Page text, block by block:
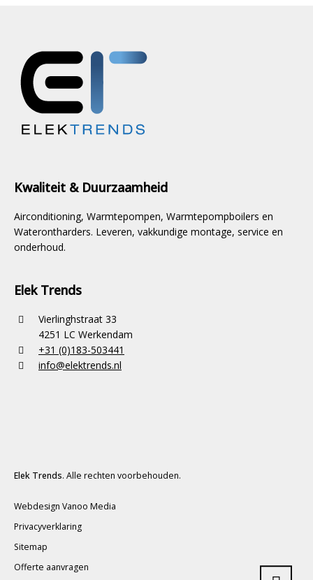
Kwaliteit & Duurzaamheid
Airconditioning, Warmtepompen, Warmtepompboilers en
Waterontharders. Leveren, vakkundige montage, service en
onderhoud.
Elek Trends
Vierlinghstraat 33
4251 LC Werkendam
+31 (0)183-503441
info@elektrends.nl
Elek Trends. Alle rechten voorbehouden.
Webdesign Vanoo Media
Privacyverklaring
Sitemap
Offerte aanvragen